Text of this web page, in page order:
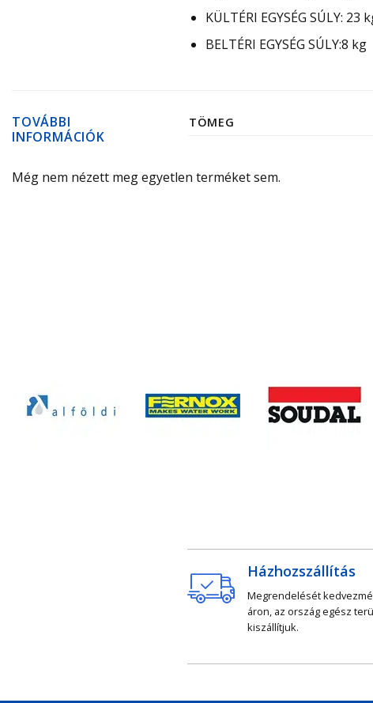
KÜLTÉRI EGYSÉG SÚLY: 23
BELTÉRI EGYSÉG SÚLY:8 kg
TOVÁBBI
INFORMÁCIÓK
TÖMEG
Még nem nézett meg egyetlen terméket sem.
Házhozszállítás
Megrendelését
áron, az ország egész
kiszállítjuk.